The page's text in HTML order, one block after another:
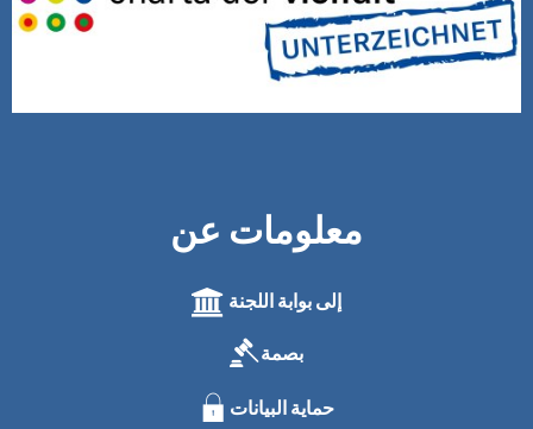
معلومات عن
إلى بوابة اللجنة
بصمة
حماية البيانات